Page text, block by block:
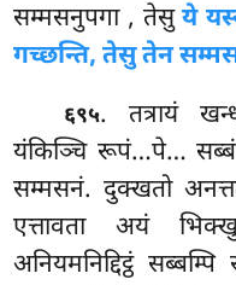
सम्मसनुपगा , तेसुये
गच्छन्ति, तेसु तेन
६९५. तत्रायं
यंकिञ्चि रूपं…पे…
सम्मसनं. दुक्खतो
एत्तावता अयं
अनियमनिद्दिट्ठं